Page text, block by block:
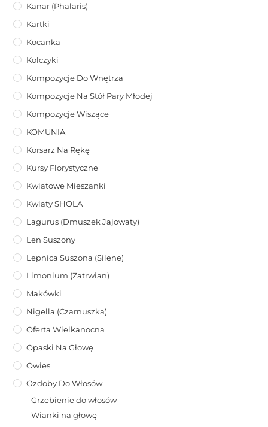
Kanar (phalaris)
Kartki
Kocanka
Kolczyki
Kompozycje Do Wnętrza
Kompozycje Na Stół Pary Młodej
Kompozycje Wiszące
KOMUNIA
Korsarz Na Rękę
Kursy Florystyczne
Kwiatowe Mieszanki
Kwiaty SHOLA
Lagurus (dmuszek Jajowaty)
Len Suszony
Lepnica Suszona (Silene)
Limonium (zatrwian)
Makówki
Nigella (Czarnuszka)
Oferta Wielkanocna
Opaski Na Głowę
Owies
Ozdoby Do Włosów
Grzebienie do włosów
Wianki na głowę